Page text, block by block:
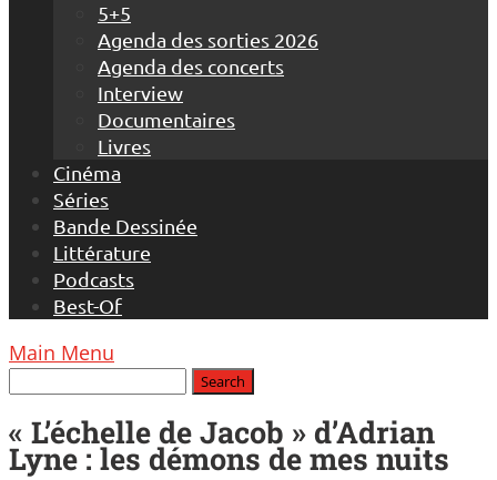
5+5
Agenda des sorties 2026
Agenda des concerts
Interview
Documentaires
Livres
Cinéma
Séries
Bande Dessinée
Littérature
Podcasts
Best-Of
Main Menu
« L’échelle de Jacob » d’Adrian
Lyne : les démons de mes nuits